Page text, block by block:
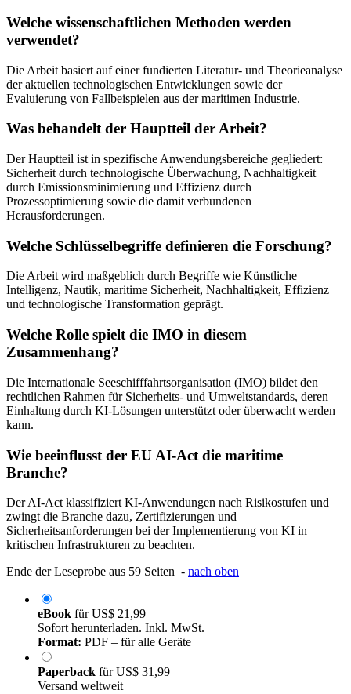
Welche wissenschaftlichen Methoden werden
verwendet?
Die Arbeit basiert auf einer fundierten Literatur- und Theorieanalyse
der aktuellen technologischen Entwicklungen sowie der
Evaluierung von Fallbeispielen aus der maritimen Industrie.
Was behandelt der Hauptteil der Arbeit?
Der Hauptteil ist in spezifische Anwendungsbereiche gegliedert:
Sicherheit durch technologische Überwachung, Nachhaltigkeit
durch Emissionsminimierung und Effizienz durch
Prozessoptimierung sowie die damit verbundenen
Herausforderungen.
Welche Schlüsselbegriffe definieren die Forschung?
Die Arbeit wird maßgeblich durch Begriffe wie Künstliche
Intelligenz, Nautik, maritime Sicherheit, Nachhaltigkeit, Effizienz
und technologische Transformation geprägt.
Welche Rolle spielt die IMO in diesem
Zusammenhang?
Die Internationale Seeschifffahrtsorganisation (IMO) bildet den
rechtlichen Rahmen für Sicherheits- und Umweltstandards, deren
Einhaltung durch KI-Lösungen unterstützt oder überwacht werden
kann.
Wie beeinflusst der EU AI-Act die maritime
Branche?
Der AI-Act klassifiziert KI-Anwendungen nach Risikostufen und
zwingt die Branche dazu, Zertifizierungen und
Sicherheitsanforderungen bei der Implementierung von KI in
kritischen Infrastrukturen zu beachten.
Ende der Leseprobe aus 59 Seiten - nach oben
eBook fürUS$ 21,99
Sofort herunterladen. Inkl. MwSt.
Format: PDF – für alle Geräte
Paperback fürUS$ 31,99
Versand weltweit